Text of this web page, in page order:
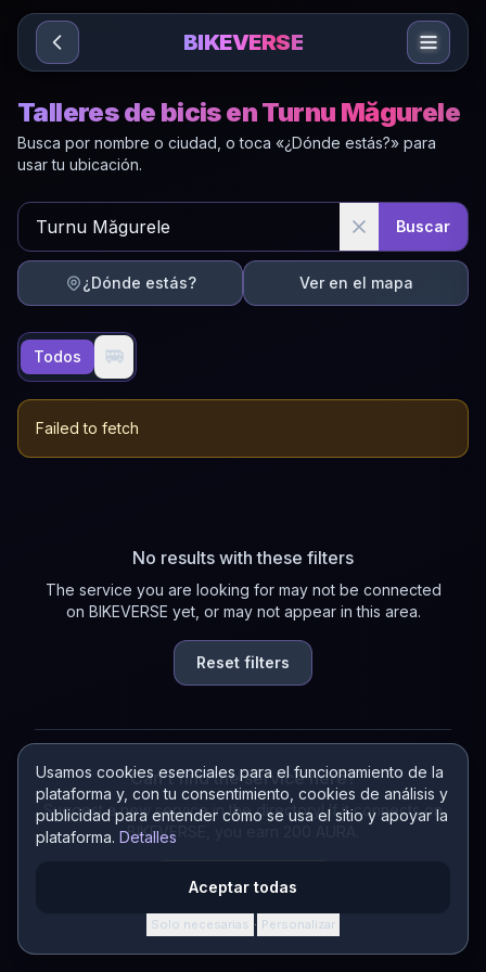
Sari la conținut
Usamos cookies esenciales para el funcionamiento de la
plataforma y, con tu consentimiento, cookies de análisis y
publicidad para entender cómo se usa el sitio y apoyar la
plataforma. Detalles
Aceptar todas
Solo necesarias · Personalizar
BIKEVERSE
Talleres de bicis en Turnu Măgurele
Busca por nombre o ciudad, o toca «¿Dónde estás?» para
usar tu ubicación.
Buscar
¿Dónde estás? Ver en el mapa
Todos 🚐
Failed to fetch
No results with these filters
The service you are looking for may not be connected
on BIKEVERSE yet, or may not appear in this area.
Reset filters
Can't find the service here?
Suggest a new service in the directory! If it connects on
BIKEVERSE, you earn 200 AURA.
Suggest a service